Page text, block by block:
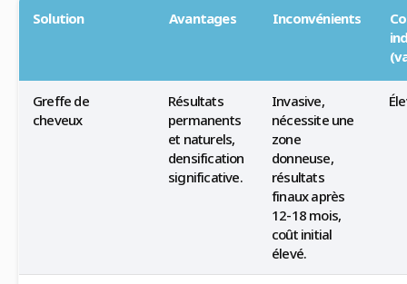
Solution Avantages Inconvénients
Greffe de
cheveux
Résultats
permanents
et naturels,
densification
significative.
Invasive,
nécessite une
zone
donneuse,
résultats
finaux après
12-18 mois,
coût initial
élevé.